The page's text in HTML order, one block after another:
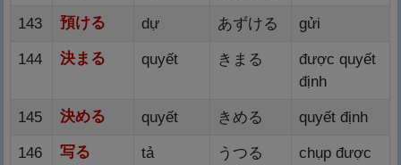
143 預ける dự あずける gửi
144 決まる quyết きまる
được quyết
định
145 決める quyết きめる quyết định
146 写る tả うつる chụp được